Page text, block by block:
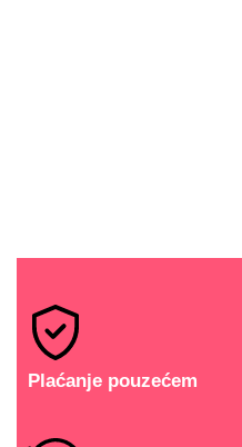
Plaćanje pouzećem